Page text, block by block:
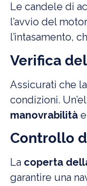
Le candele di
l’avvio del
l’intasamento,
Verifica
Assicurati che
condizioni.
manovrabilità
Controllo
La coperta
garantire una